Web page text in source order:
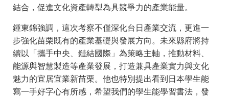
結合，促進文化資產轉型為具競爭力的產業能量。
鍾東錦強調，這次考察不僅深化台日產業交流，更進一
步強化苗栗既有的產業基礎與發展方向。未來縣府將持
續以「攜手中央、鏈結國際」為策略主軸，推動材料、
能源與智慧製造等產業發展，打造兼具產業實力與文化
魅力的宜居宜業新苗栗。他也特別提出看到日本學生能
寫一手好字心有所感，希望我們的學生能學習書法，發